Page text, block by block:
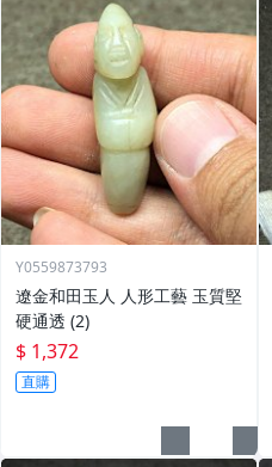
Y0559873793
遼金和田玉人 人形工藝 玉質堅
硬通透 (2)
$ 1,372
直購